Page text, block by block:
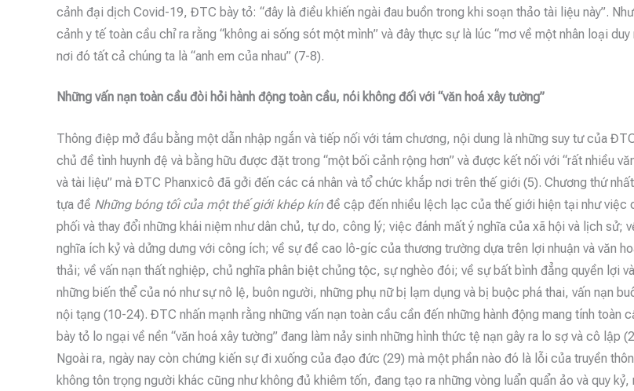
cảnh đại dịch Covid-19, ĐTC bày tỏ: “đây là điều khiến ngài đau buồn trong khi soạn thảo tài liệu này”.
cảnh y tế toàn cầu chỉ ra rằng “không ai sống sót một mình” và đây thực sự là lúc “mơ về một nhân loại duy
nơi đó tất cả chúng ta là “anh em của nhau” (7-8).
Những vấn nạn toàn cầu đòi hỏi hành động toàn cầu, nói không đối với “văn hoá xây tường”
Thông điệp mở đầu bằng một dẫn nhập ngắn và tiếp nối với tám chương, nội dung là những suy tư của
chủ đề tình huynh đệ và bằng hữu được đặt trong “một bối cảnh rộng hơn” và được kết nối với “rất nhiều
và tài liệu” mà ĐTC Phanxicô đã gởi đến các cá nhân và tổ chức khắp nơi trên thế giới (5). Chương thứ
tựa đề Những bóng tối của một thế giới khép kínđề cập đến nhiều lệch lạc của thế giới hiện tại như việc
phối và thay đổi những khái niệm như dân chủ, tự do, công lý; việc đánh mất ý nghĩa của xã hội và lịch sử;
nghĩa ích kỷ và dửng dưng với công ích; về sự đề cao lô-gíc của thương trường dựa trên lợi nhuận và văn
thải; về vấn nạn thất nghiệp, chủ nghĩa phân biệt chủng tộc, sự nghèo đói; về sự bất bình đẳng quyền lợi và
những biến thể của nó như sự nô lệ, buôn người, những phụ nữ bị lạm dụng và bị buộc phá thai, vấn nạn
nội tạng (10-24). ĐTC nhấn mạnh rằng những vấn nạn toàn cầu cần đến những hành động mang tính toàn
bày tỏ lo ngại về nền “văn hoá xây tường” đang làm nảy sinh những hình thức tệ nạn gây ra lo sợ và cô lập
Ngoài ra, ngày nay còn chứng kiến sự đi xuống của đạo đức (29) mà một phần nào đó là lỗi của truyền
không tôn trọng người khác cũng như không đủ khiêm tốn, đang tạo ra những vòng luẩn quẩn ảo và quy kỷ,